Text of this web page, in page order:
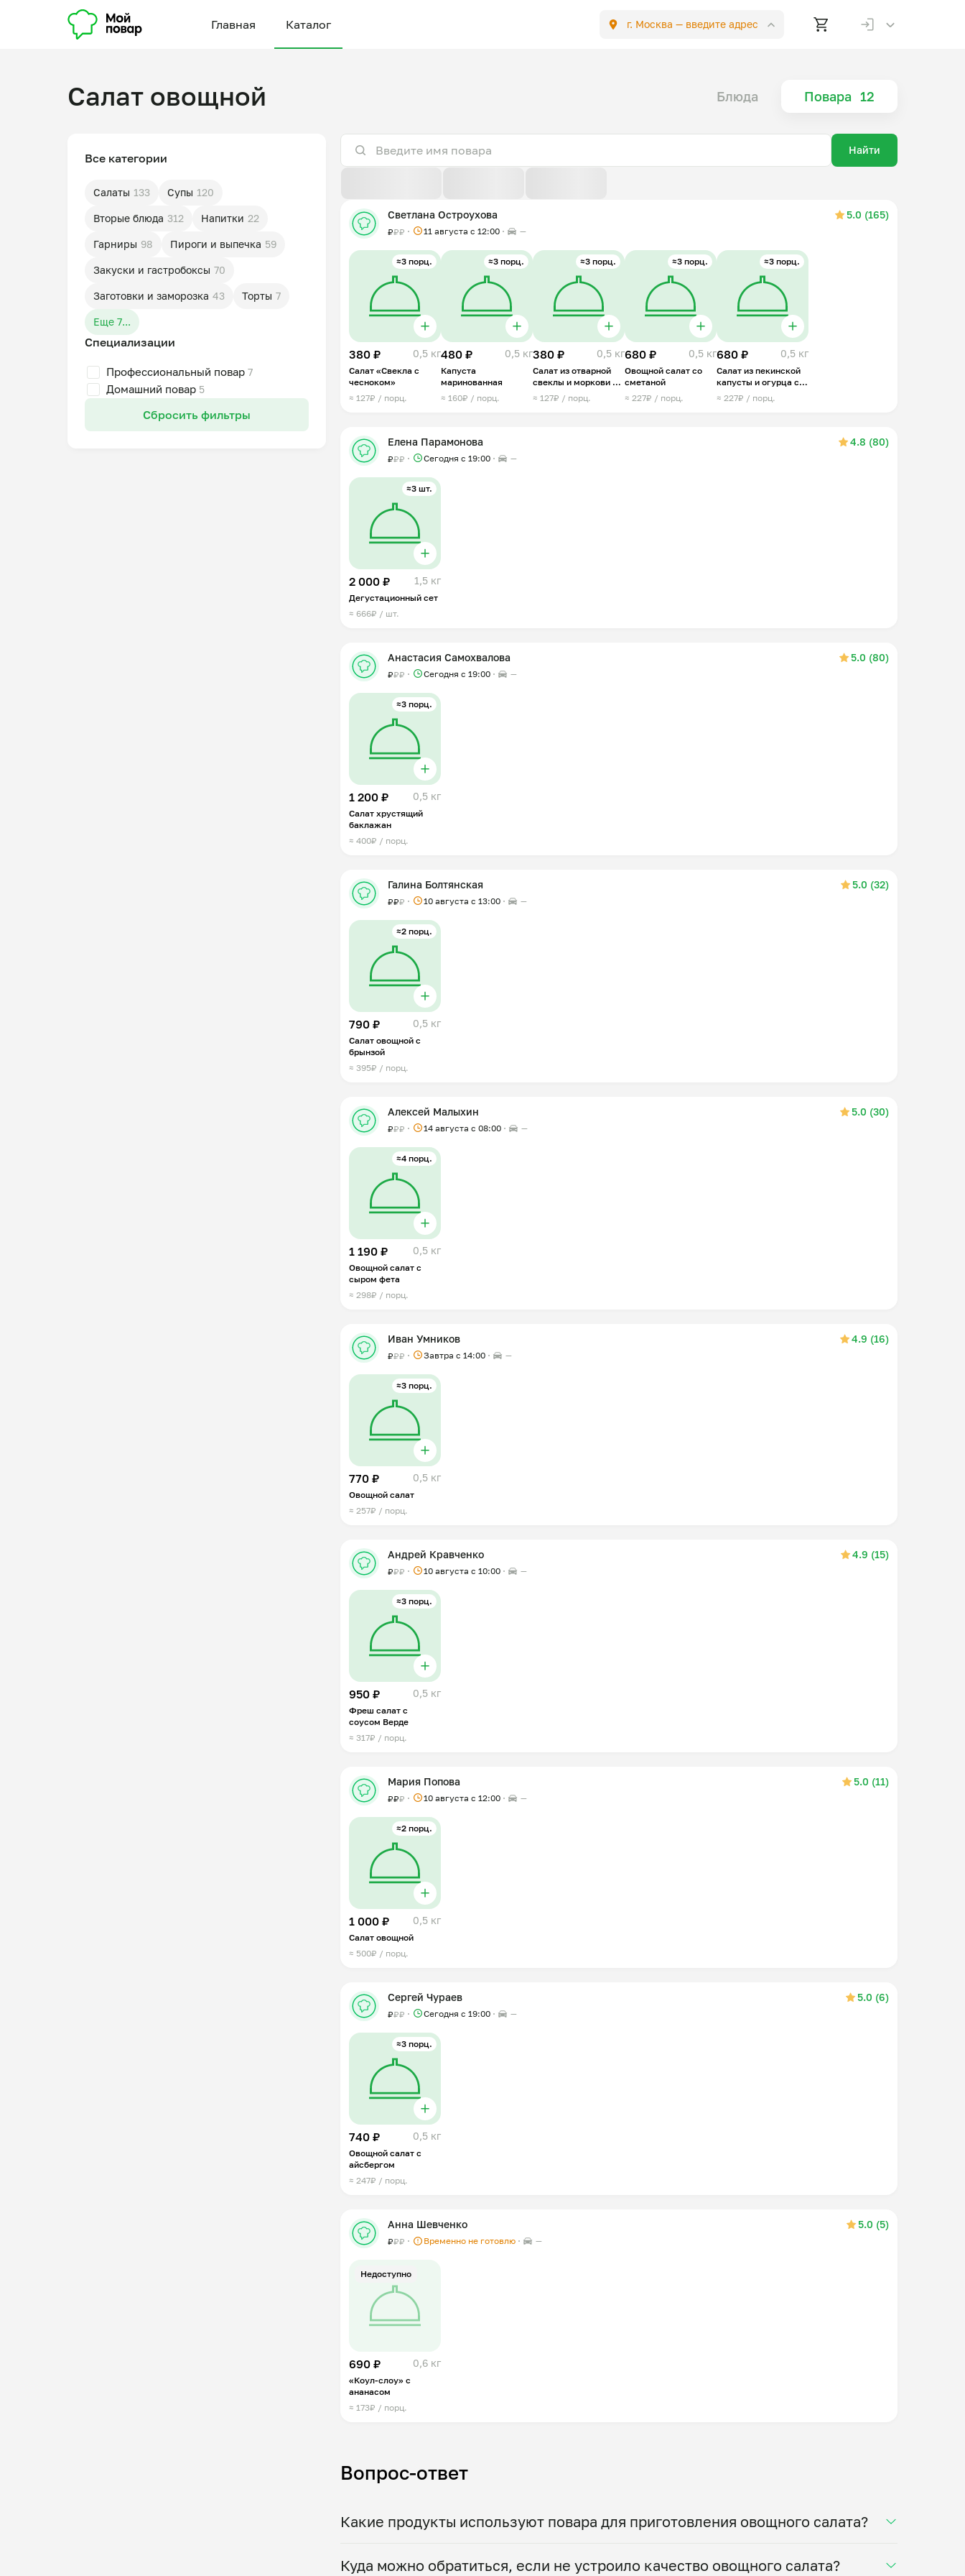
Главная Каталог г. Москва — введите адрес
Салат овощной Блюда Повара 12
Все категории
Салаты 133 Супы 120
Вторые блюда 312 Напитки 22
Гарниры 98 Пироги и выпечка 59
Закуски и гастробоксы 70
Заготовки и заморозка 43 Торты 7
Еще 7...
Специализации
Профессиональный повар 7
Домашний повар 5
Сбросить фильтры
Найти
Светлана Остроухова 5.0 (165)
₽₽₽ 11 августа с 12:00 —
≈3 порц.
380 ₽ 0,5 кг
Салат «Свекла с
чесноком»
≈ 127₽ / порц.
≈3 порц.
480 ₽ 0,5 кг
Капуста
маринованная
≈ 160₽ / порц.
≈3 порц.
380 ₽ 0,5 кг
Салат из отварной
свеклы и моркови с
маслом
≈ 127₽ / порц.
≈3 порц.
680 ₽ 0,5 кг
Овощной салат со
сметаной
≈ 227₽ / порц.
≈3 порц.
680 ₽ 0,5 кг
Салат из пекинской
капусты и огурца со
сметаной
≈ 227₽ / порц.
Елена Парамонова 4.8 (80)
₽₽₽ Сегодня с 19:00 —
≈3 шт.
2 000 ₽ 1,5 кг
Дегустационный сет
≈ 666₽ / шт.
Анастасия Самохвалова 5.0 (80)
₽₽₽ Сегодня с 19:00 —
≈3 порц.
1 200 ₽ 0,5 кг
Салат хрустящий
баклажан
≈ 400₽ / порц.
Галина Болтянская 5.0 (32)
₽₽₽ 10 августа с 13:00 —
≈2 порц.
790 ₽ 0,5 кг
Салат овощной с
брынзой
≈ 395₽ / порц.
Алексей Малыхин 5.0 (30)
₽₽₽ 14 августа с 08:00 —
≈4 порц.
1 190 ₽ 0,5 кг
Овощной салат с
сыром фета
≈ 298₽ / порц.
Иван Умников 4.9 (16)
₽₽₽ Завтра c 14:00 —
≈3 порц.
770 ₽ 0,5 кг
Овощной салат
≈ 257₽ / порц.
Андрей Кравченко 4.9 (15)
₽₽₽ 10 августа с 10:00 —
≈3 порц.
950 ₽ 0,5 кг
Фреш салат с
соусом Верде
≈ 317₽ / порц.
Мария Попова 5.0 (11)
₽₽₽ 10 августа с 12:00 —
≈2 порц.
1 000 ₽ 0,5 кг
Салат овощной
≈ 500₽ / порц.
Сергей Чураев 5.0 (6)
₽₽₽ Сегодня с 19:00 —
≈3 порц.
740 ₽ 0,5 кг
Овощной салат с
айсбергом
≈ 247₽ / порц.
Анна Шевченко 5.0 (5)
₽₽₽ Временно не готовлю —
Недоступно
690 ₽ 0,6 кг
«Коул-слоу» с
ананасом
≈ 173₽ / порц.
Вопрос-ответ
Какие продукты используют повара для приготовления овощного салата?
Куда можно обратиться, если не устроило качество овощного салата?